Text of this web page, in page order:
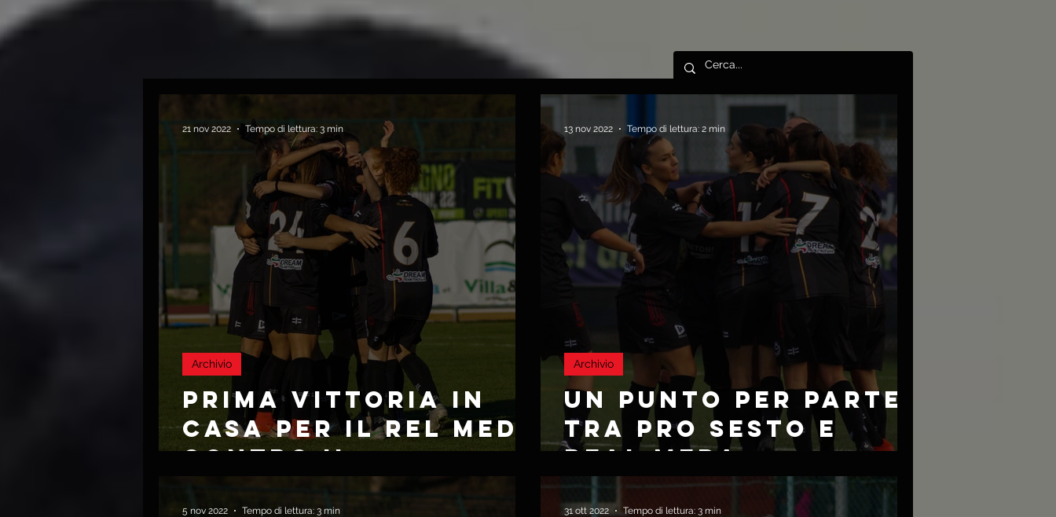
PRIMA VITTORIA IN
CASA PER IL REL MEDA
CONTRO IL
FIAMMAMONZA
Archivio
21 nov 2022 Tempo di lettura: 3 min
UN PUNTO PER PARTE
TRA PRO SESTO E
REAL MEDA
Archivio
13 nov 2022 Tempo di lettura: 2 min
5 nov 2022 Tempo di lettura: 3 min 31 ott 2022 Tempo di lettura: 3 min